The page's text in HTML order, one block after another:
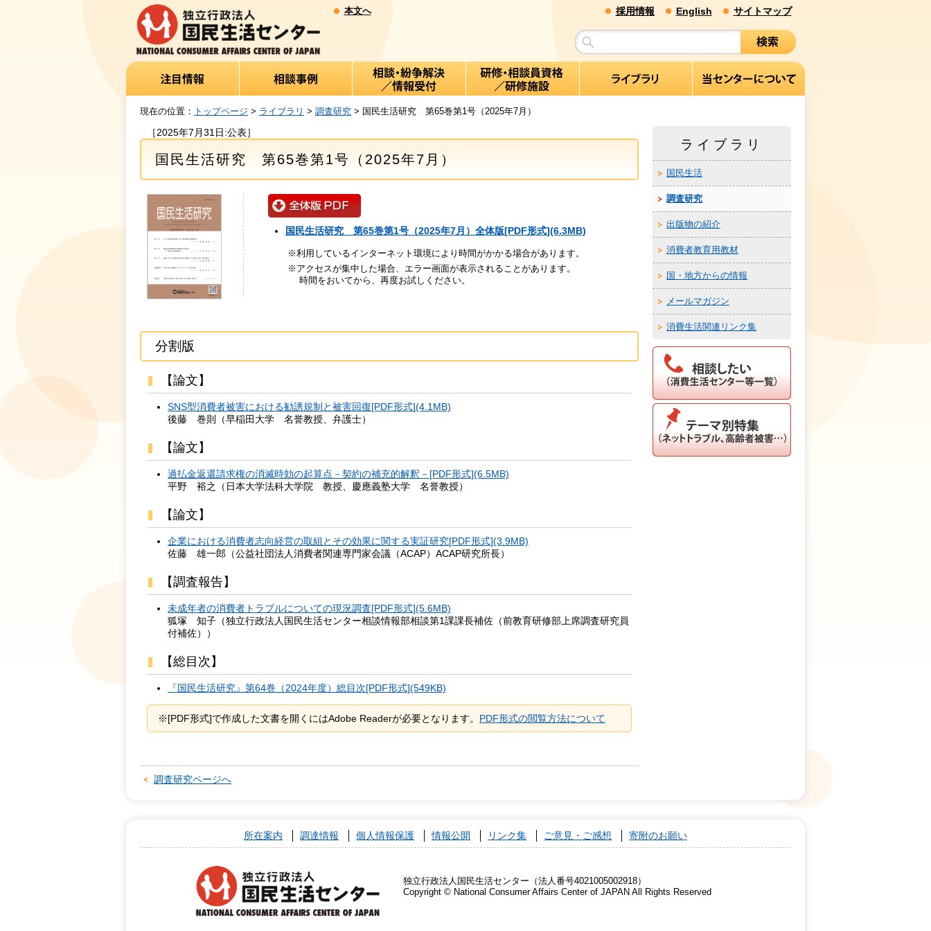
本文へ 採用情報 English サイトマップ
現在の位置： トップページ > ライブラリ > 調査研究 > 国民生活研究 第65巻第1号（2025年7月）
［2025年7月31日:公表］
国民生活研究 第65巻第1号（2025年7月）
国民生活研究 第65巻第1号（2025年7月）全体版[PDF形式](6.3MB)
※利用しているインターネット環境により時間がかかる場合があります。
※アクセスが集中した場合、エラー画面が表示されることがあります。
時間をおいてから、再度お試しください。
分割版
【論文】
SNS型消費者被害における勧誘規制と被害回復[PDF形式](4.1MB)
後藤 巻則（早稲田大学 名誉教授、弁護士）
【論文】
過払金返還請求権の消滅時効の起算点－契約の補充的解釈－[PDF形式](6.5MB)
平野 裕之（日本大学法科大学院 教授、慶應義塾大学 名誉教授）
【論文】
企業における消費者志向経営の取組とその効果に関する実証研究[PDF形式](3.9MB)
佐藤 雄一郎（公益社団法人消費者関連専門家会議（ACAP）ACAP研究所長）
【調査報告】
未成年者の消費者トラブルについての現況調査[PDF形式](5.6MB)
狐塚 知子（独立行政法人国民生活センター相談情報部相談第1課課長補佐（前教育研修部上席調査研究員
付補佐））
【総目次】
『国民生活研究』第64巻（2024年度）総目次[PDF形式](549KB)
※[PDF形式]で作成した文書を開くにはAdobe Readerが必要となります。 PDF形式の閲覧方法について
調査研究ページへ
ライブラリ
国民生活
調査研究
出版物の紹介
消費者教育用教材
国・地方からの情報
メールマガジン
消費生活関連リンク集
所在案内 調達情報 個人情報保護 情報公開 リンク集 ご意見・ご感想 寄附のお願い
独立行政法人国民生活センター（法人番号4021005002918）
Copyright © National Consumer Affairs Center of JAPAN All Rights Reserved